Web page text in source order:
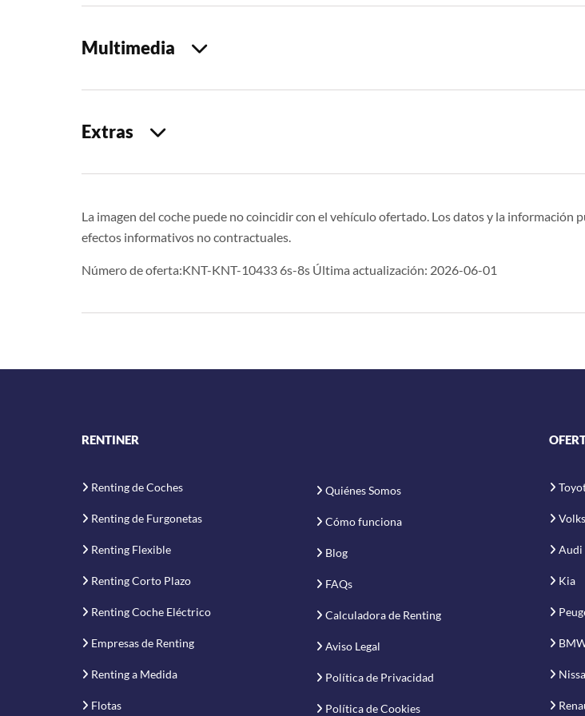
Multimedia
Extras
La imagen del coche puede no coincidir con el vehículo ofertado. Los datos y la
efectos informativos no contractuales.
Número de oferta:KNT-KNT-10433 6s-8s Última actualización: 2026-06-01
RENTINER
Renting de Coches
Renting de Furgonetas
Renting Flexible
Renting Corto Plazo
Renting Coche Eléctrico
Empresas de Renting
Renting a Medida
Flotas
Quiénes Somos
Cómo funciona
Blog
FAQs
Calculadora de Renting
Aviso Legal
Política de Privacidad
Política de Cookies
Audi
Kia